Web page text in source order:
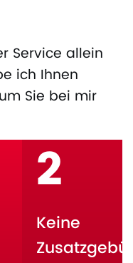
Service allein
ich Ihnen
Sie bei mir
2
Keine